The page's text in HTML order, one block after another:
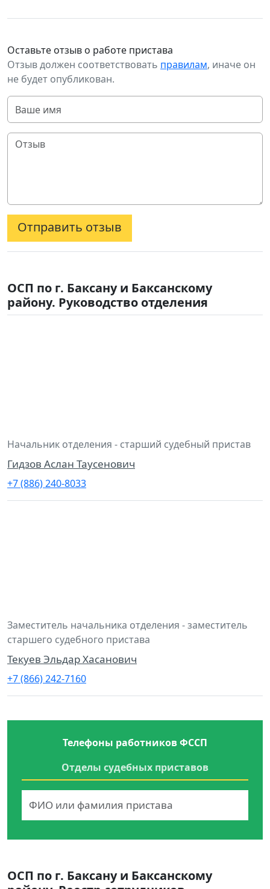
Оставьте отзыв о работе пристава
Отзыв должен соответствовать правилам, иначе он
не будет опубликован.
Отправить отзыв
ОСП по г. Баксану и Баксанскому
району. Руководство отделения
Начальник отделения - старший судебный пристав
Гидзов Аслан Таусенович
+7 (886) 240-8033
Заместитель начальника отделения - заместитель
старшего судебного пристава
Текуев Эльдар Хасанович
+7 (866) 242-7160
Телефоны работников ФССП
Отделы судебных приставов
ОСП по г. Баксану и Баксанскому